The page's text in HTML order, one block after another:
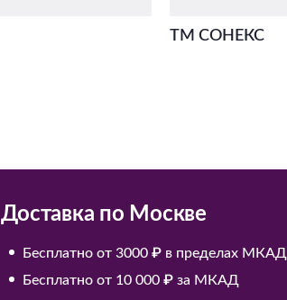
ТМ СОНЕКС
Доставка по Москве
Бесплатно от 3000 ₽ в пределах МКАД
Бесплатно от 10 000 ₽ за МКАД